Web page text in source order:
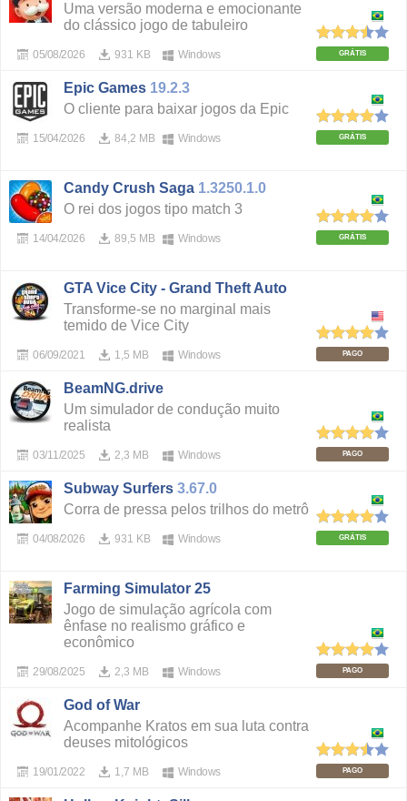
Uma versão moderna e emocionante
do clássico jogo de tabuleiro
GRÁTIS
931 KB
05/08/2026 Windows
Epic Games 19.2.3
O cliente para baixar jogos da Epic
GRÁTIS
84,2 MB
15/04/2026 Windows
Candy Crush Saga 1.3250.1.0
O rei dos jogos tipo match 3
GRÁTIS
89,5 MB
14/04/2026 Windows
GTA Vice City - Grand Theft Auto
Transforme-se no marginal mais
temido de Vice City
PAGO
1,5 MB
06/09/2021 Windows
BeamNG.drive
Um simulador de condução muito
realista
PAGO
2,3 MB
03/11/2025 Windows
Subway Surfers 3.67.0
Corra de pressa pelos trilhos do metrô
GRÁTIS
931 KB
04/08/2026 Windows
Farming Simulator 25
Jogo de simulação agrícola com
ênfase no realismo gráfico e
econômico
PAGO
2,3 MB
29/08/2025 Windows
God of War
Acompanhe Kratos em sua luta contra
deuses mitológicos
PAGO
1,7 MB
19/01/2022 Windows